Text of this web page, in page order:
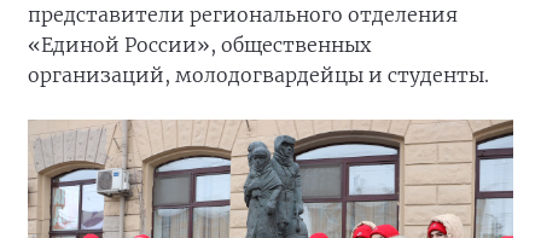
представители регионального отделения
«Единой России», общественных
организаций, молодогвардейцы и студенты.